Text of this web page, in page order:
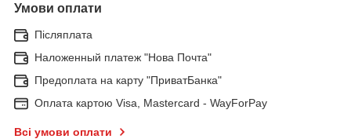
Умови оплати
Післяплата
Наложенный платеж "Нова Почта"
Предоплата на карту "ПриватБанка"
Оплата картою Visa, Mastercard - WayForPay
Всі умови оплати